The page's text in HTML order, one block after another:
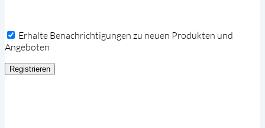
Erhalte Benachrichtigungen zu neuen Produkten und
Angeboten
Registrieren